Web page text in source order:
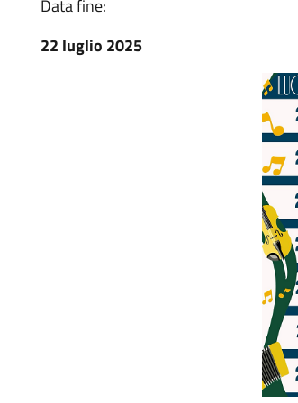
Data fine:
22 luglio 2025